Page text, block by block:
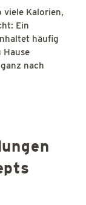
viele Kalorien,
Ein
häufig
Hause
nach